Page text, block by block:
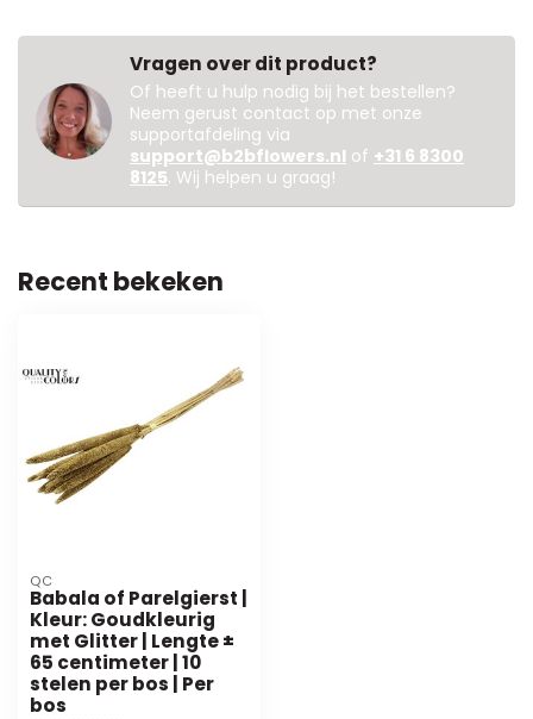
Vragen over dit product?
Of heeft u hulp nodig bij het bestellen?
Neem gerust contact op met onze
supportafdeling via
support@b2bflowers.nl of +31 6 8300
8125. Wij helpen u graag!
Recent bekeken
QC
Babala of Parelgierst |
Kleur: Goudkleurig
met Glitter | Lengte ±
65 centimeter | 10
stelen per bos | Per
bos